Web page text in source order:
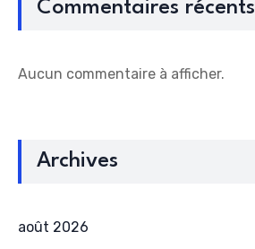
Commentaires récents
Aucun commentaire à afficher.
Archives
août 2026